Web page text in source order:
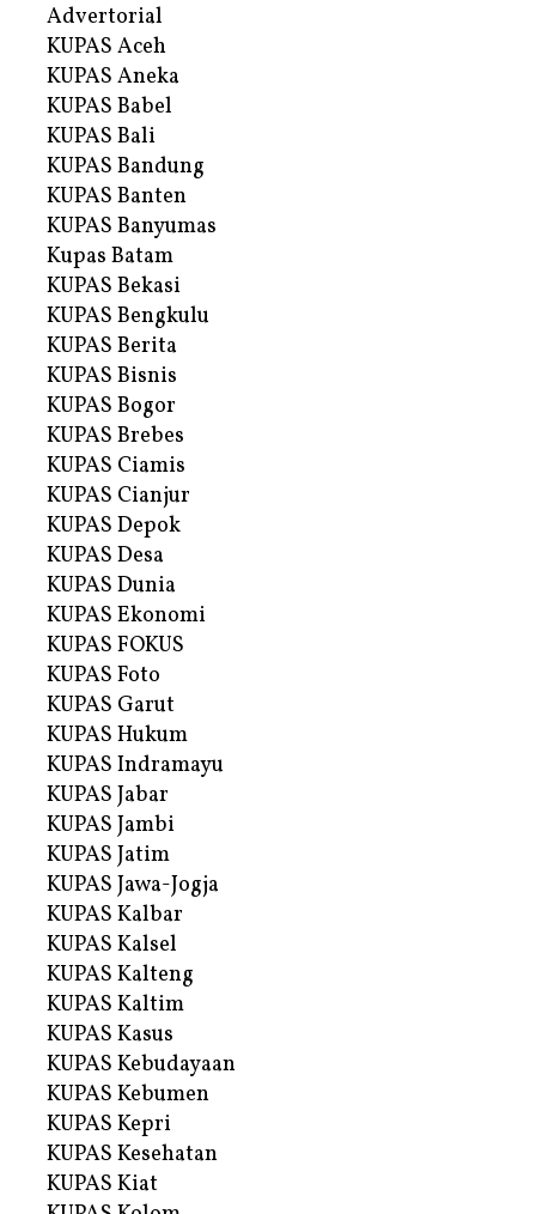
Advertorial
KUPAS Aceh
KUPAS Aneka
KUPAS Babel
KUPAS Bali
KUPAS Bandung
KUPAS Banten
KUPAS Banyumas
Kupas Batam
KUPAS Bekasi
KUPAS Bengkulu
KUPAS Berita
KUPAS Bisnis
KUPAS Bogor
KUPAS Brebes
KUPAS Ciamis
KUPAS Cianjur
KUPAS Depok
KUPAS Desa
KUPAS Dunia
KUPAS Ekonomi
KUPAS FOKUS
KUPAS Foto
KUPAS Garut
KUPAS Hukum
KUPAS Indramayu
KUPAS Jabar
KUPAS Jambi
KUPAS Jatim
KUPAS Jawa-Jogja
KUPAS Kalbar
KUPAS Kalsel
KUPAS Kalteng
KUPAS Kaltim
KUPAS Kasus
KUPAS Kebudayaan
KUPAS Kebumen
KUPAS Kepri
KUPAS Kesehatan
KUPAS Kiat